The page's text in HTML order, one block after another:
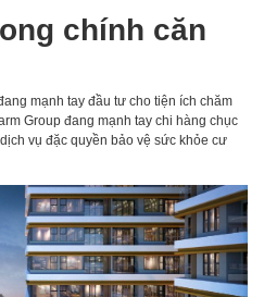
chính căn
mạnh tay đầu tư cho tiện ích chăm
Group đang mạnh tay chi hàng chục
vụ đặc quyền bảo vệ sức khỏe cư